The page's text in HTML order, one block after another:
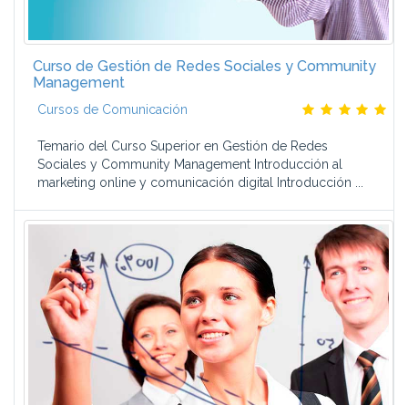
Curso de Gestión de Redes Sociales y Community
Management
Cursos de Comunicación
Temario del Curso Superior en Gestión de Redes
Sociales y Community Management Introducción al
marketing online y comunicación digital Introducción ...